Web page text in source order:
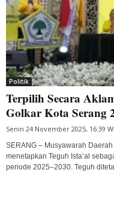
Politik
Terpilih Secara
Golkar Kota Serang
Senin 24 November 2025, 16:39
SERANG – Musyawarah
menetapkan Teguh Ista’al
periode 2025–2030. Teguh